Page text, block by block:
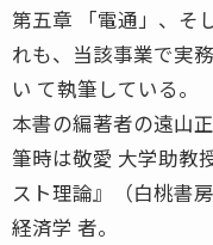
第五章 「電通」、そ
れも、当該事業で実
い て執筆している。
本書の編著者の遠山
筆時は敬愛 大学助教
スト理論』（白桃書
経済学 者。